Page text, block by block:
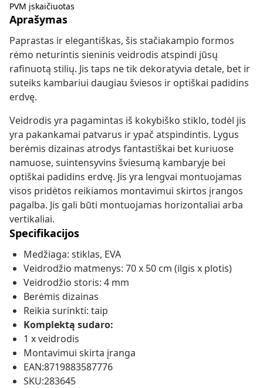
PVM įskaičiuotas
Aprašymas
Paprastas ir elegantiškas, šis stačiakampio formos
rėmo neturintis sieninis veidrodis atspindi jūsų
rafinuotą stilių. Jis taps ne tik dekoratyvia detale, bet ir
suteiks kambariui daugiau šviesos ir optiškai padidins
erdvę.
Veidrodis yra pagamintas iš kokybiško stiklo, todėl jis
yra pakankamai patvarus ir ypač atspindintis. Lygus
berėmis dizainas atrodys fantastiškai bet kuriuose
namuose, suintensyvins šviesumą kambaryje bei
optiškai padidins erdvę. Jis yra lengvai montuojamas
visos pridėtos reikiamos montavimui skirtos įrangos
pagalba. Jis gali būti montuojamas horizontaliai arba
vertikaliai.
Specifikacijos
Medžiaga: stiklas, EVA
Veidrodžio matmenys: 70 x 50 cm (ilgis x plotis)
Veidrodžio storis: 4 mm
Berėmis dizainas
Reikia surinkti: taip
Komplektą sudaro:
1 x veidrodis
Montavimui skirta įranga
EAN:8719883587776
SKU:283645